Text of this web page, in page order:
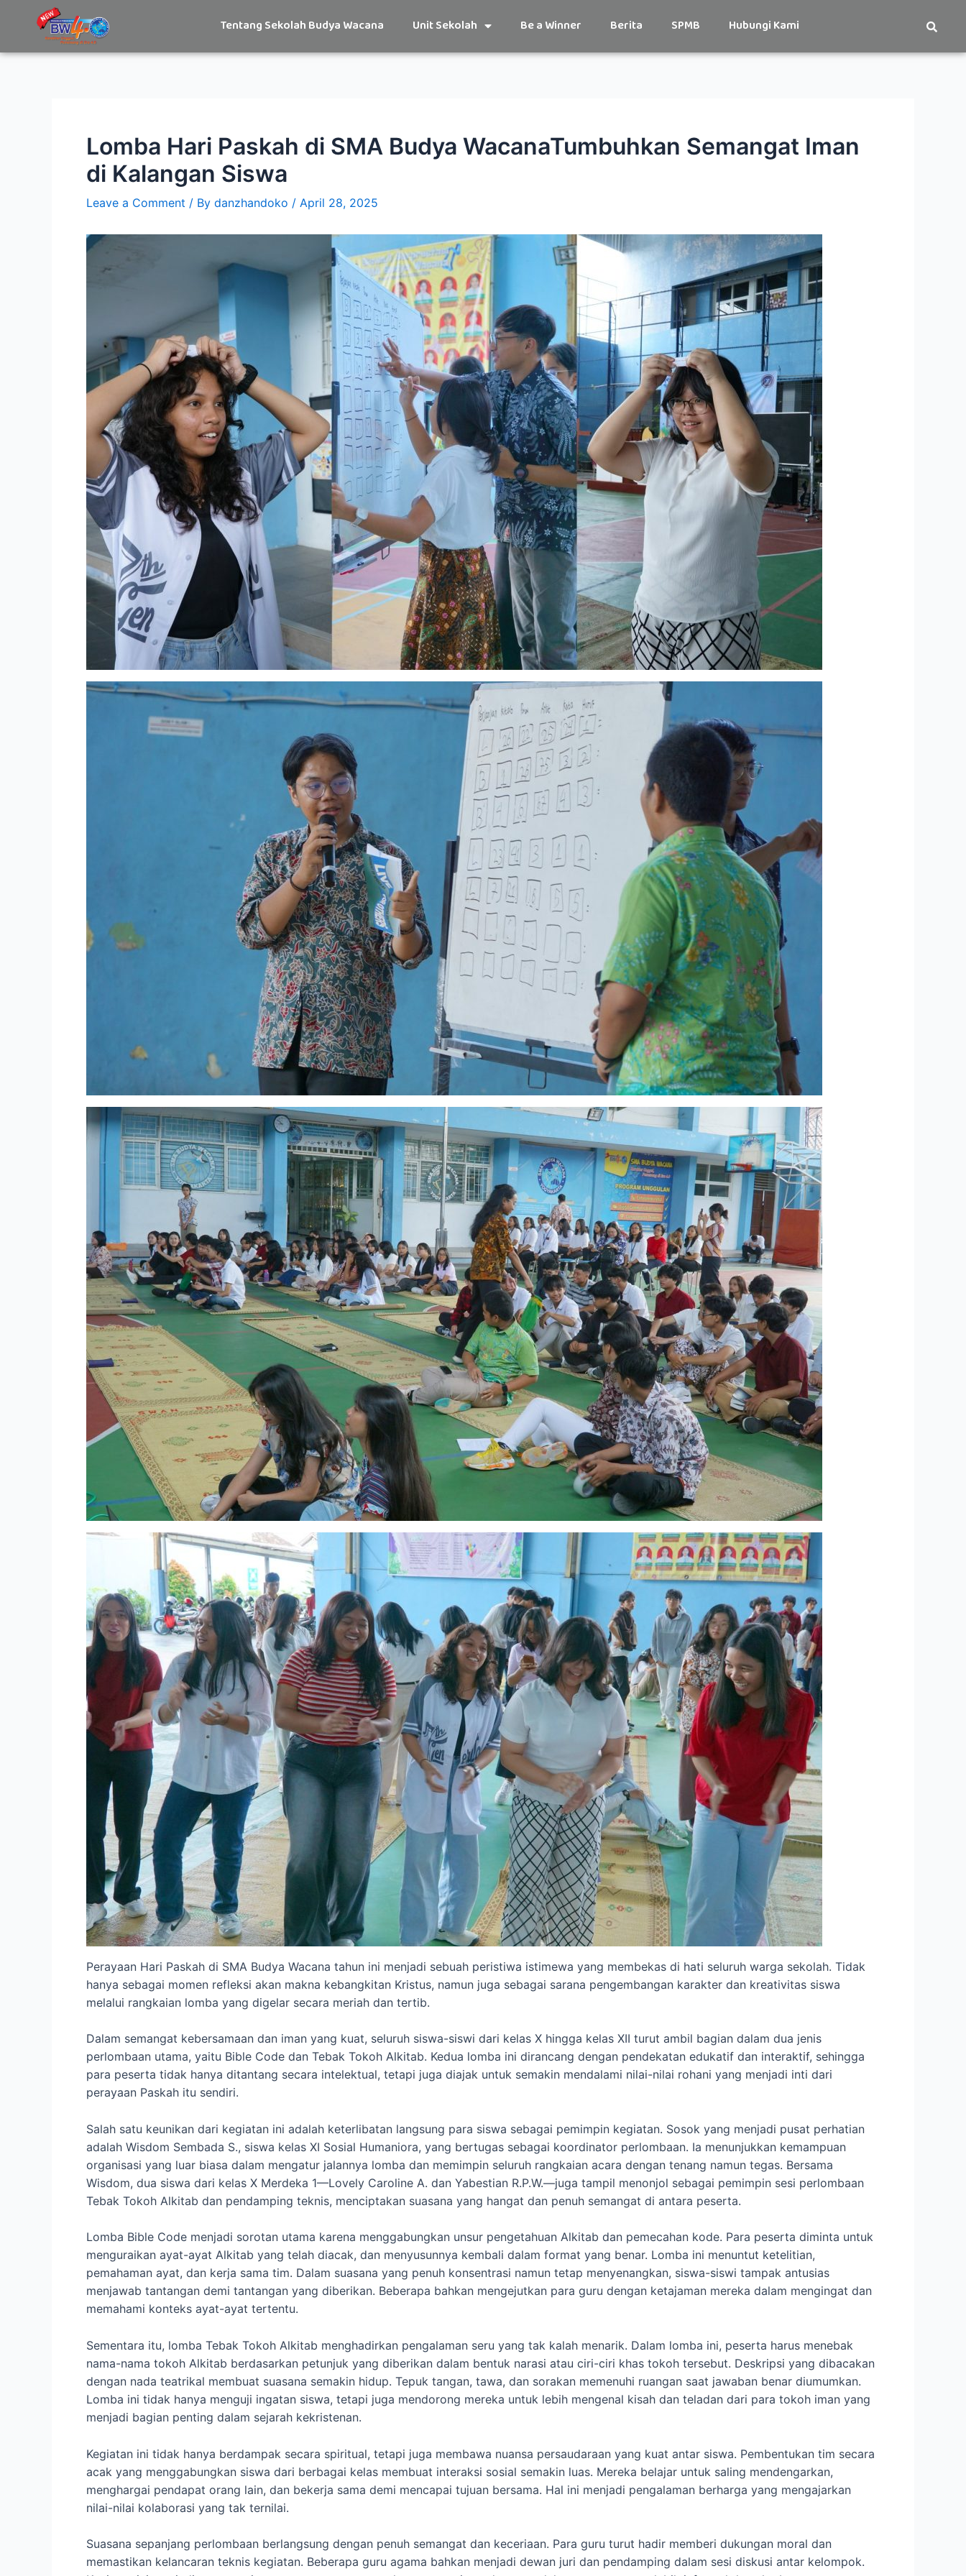
Tentang Sekolah Budya Wacana Unit Sekolah Be a Winner Berita SPMB Hubungi Kami
Lomba Hari Paskah di SMA Budya WacanaTumbuhkan Semangat Iman
di Kalangan Siswa
Leave a Comment / By danzhandoko / April 28, 2025
Perayaan Hari Paskah di SMA Budya Wacana tahun ini menjadi sebuah peristiwa istimewa yang membekas di hati seluruh warga sekolah. Tidak
hanya sebagai momen refleksi akan makna kebangkitan Kristus, namun juga sebagai sarana pengembangan karakter dan kreativitas siswa
melalui rangkaian lomba yang digelar secara meriah dan tertib.
Dalam semangat kebersamaan dan iman yang kuat, seluruh siswa-siswi dari kelas X hingga kelas XII turut ambil bagian dalam dua jenis
perlombaan utama, yaitu Bible Code dan Tebak Tokoh Alkitab. Kedua lomba ini dirancang dengan pendekatan edukatif dan interaktif, sehingga
para peserta tidak hanya ditantang secara intelektual, tetapi juga diajak untuk semakin mendalami nilai-nilai rohani yang menjadi inti dari
perayaan Paskah itu sendiri.
Salah satu keunikan dari kegiatan ini adalah keterlibatan langsung para siswa sebagai pemimpin kegiatan. Sosok yang menjadi pusat perhatian
adalah Wisdom Sembada S., siswa kelas XI Sosial Humaniora, yang bertugas sebagai koordinator perlombaan. Ia menunjukkan kemampuan
organisasi yang luar biasa dalam mengatur jalannya lomba dan memimpin seluruh rangkaian acara dengan tenang namun tegas. Bersama
Wisdom, dua siswa dari kelas X Merdeka 1—Lovely Caroline A. dan Yabestian R.P.W.—juga tampil menonjol sebagai pemimpin sesi perlombaan
Tebak Tokoh Alkitab dan pendamping teknis, menciptakan suasana yang hangat dan penuh semangat di antara peserta.
Lomba Bible Code menjadi sorotan utama karena menggabungkan unsur pengetahuan Alkitab dan pemecahan kode. Para peserta diminta untuk
menguraikan ayat-ayat Alkitab yang telah diacak, dan menyusunnya kembali dalam format yang benar. Lomba ini menuntut ketelitian,
pemahaman ayat, dan kerja sama tim. Dalam suasana yang penuh konsentrasi namun tetap menyenangkan, siswa-siswi tampak antusias
menjawab tantangan demi tantangan yang diberikan. Beberapa bahkan mengejutkan para guru dengan ketajaman mereka dalam mengingat dan
memahami konteks ayat-ayat tertentu.
Sementara itu, lomba Tebak Tokoh Alkitab menghadirkan pengalaman seru yang tak kalah menarik. Dalam lomba ini, peserta harus menebak
nama-nama tokoh Alkitab berdasarkan petunjuk yang diberikan dalam bentuk narasi atau ciri-ciri khas tokoh tersebut. Deskripsi yang dibacakan
dengan nada teatrikal membuat suasana semakin hidup. Tepuk tangan, tawa, dan sorakan memenuhi ruangan saat jawaban benar diumumkan.
Lomba ini tidak hanya menguji ingatan siswa, tetapi juga mendorong mereka untuk lebih mengenal kisah dan teladan dari para tokoh iman yang
menjadi bagian penting dalam sejarah kekristenan.
Kegiatan ini tidak hanya berdampak secara spiritual, tetapi juga membawa nuansa persaudaraan yang kuat antar siswa. Pembentukan tim secara
acak yang menggabungkan siswa dari berbagai kelas membuat interaksi sosial semakin luas. Mereka belajar untuk saling mendengarkan,
menghargai pendapat orang lain, dan bekerja sama demi mencapai tujuan bersama. Hal ini menjadi pengalaman berharga yang mengajarkan
nilai-nilai kolaborasi yang tak ternilai.
Suasana sepanjang perlombaan berlangsung dengan penuh semangat dan keceriaan. Para guru turut hadir memberi dukungan moral dan
memastikan kelancaran teknis kegiatan. Beberapa guru agama bahkan menjadi dewan juri dan pendamping dalam sesi diskusi antar kelompok.
navigation